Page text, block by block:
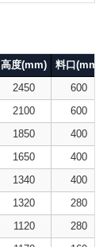
高度(mm)
料口(mm)
2450
600
2100
600
1850
400
1650
400
1340
400
1320
280
1120
280